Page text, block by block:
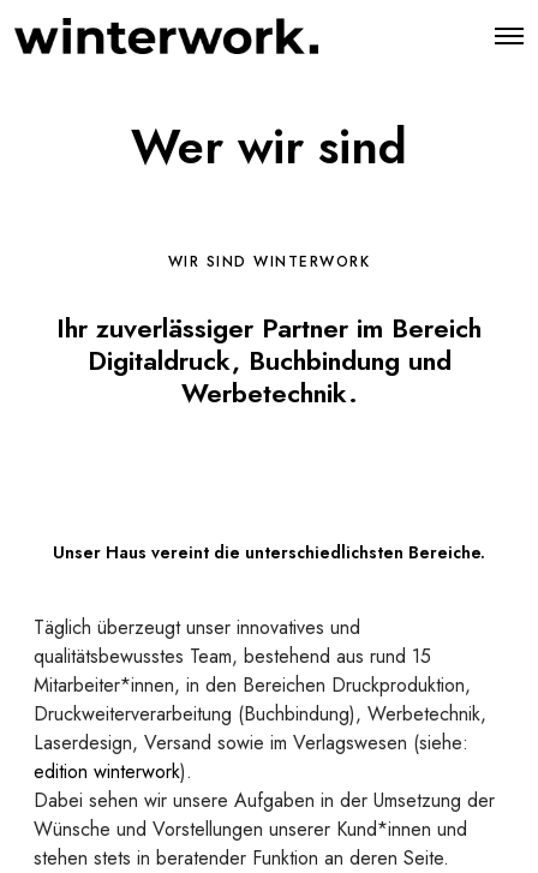
O
Wer wir sind
WIR SIND WINTERWORK
Ihr zuverlässiger Partner im Bereich
Digitaldruck, Buchbindung und
Werbetechnik.
Unser Haus vereint die unterschiedlichsten Bereiche.
Täglich überzeugt unser innovatives und
qualitätsbewusstes Team, bestehend aus rund 15
Mitarbeiter*innen, in den Bereichen Druckproduktion,
Druckweiterverarbeitung (Buchbindung), Werbetechnik,
Laserdesign, Versand sowie im Verlagswesen (siehe:
edition winterwork).
Dabei sehen wir unsere Aufgaben in der Umsetzung der
Wünsche und Vorstellungen unserer Kund*innen und
stehen stets in beratender Funktion an deren Seite.